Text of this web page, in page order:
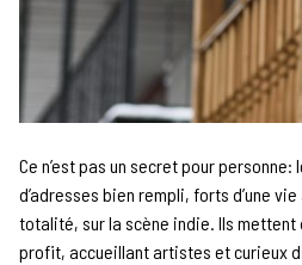
Ce n’est pas un secret pour
d’adresses bien rempli, forts d’une
totalité, sur la scène indie. Ils
profit, accueillant artistes et curieux